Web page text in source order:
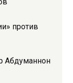
против
Абдуманнон